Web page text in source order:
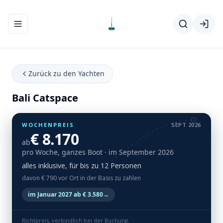
Navigationsmenü ein-/ausblenden
Zurück zu den Yachten
Bali Catspace
WOCHENPREIS SEPT 2026
ab€ 8.170
pro Woche, ganzes Boot · im September 2026
alles inklusive, für bis zu 12 Personen
davon € 790 vor Ort in der Basis zu zahlen
im Januar 2027 ab € 3.580→
Richtpreis, verbindlich bei der Buchung.